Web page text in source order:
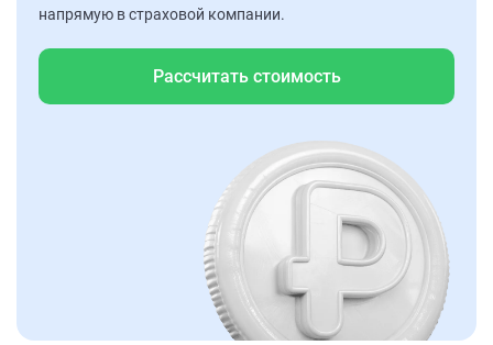
напрямую в страховой компании.
Рассчитать стоимость